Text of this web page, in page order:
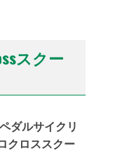
スクー
ダルサイクリ
クロススクー